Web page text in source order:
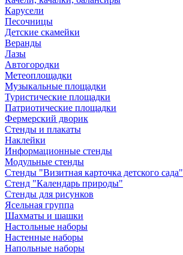
Карусели
Песочницы
Детские скамейки
Веранды
Лазы
Автогородки
Метеоплощадки
Музыкальные площадки
Туристические площадки
Патриотические площадки
Фермерский дворик
Стенды и плакаты
Наклейки
Информационные стенды
Модульные стенды
Стенды "Визитная карточка детского сада"
Стенд "Календарь природы"
Стенды для рисунков
Ясельная группа
Шахматы и шашки
Настольные наборы
Настенные наборы
Напольные наборы